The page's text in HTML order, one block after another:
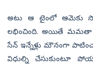
అటు ఆ టైంలో ఆమెకు
లభించింది. అయితే మమతా
సేన్‌ ఇన్నేళ్లు మౌనంగా
విధుల్ని చేసుకుంటూ